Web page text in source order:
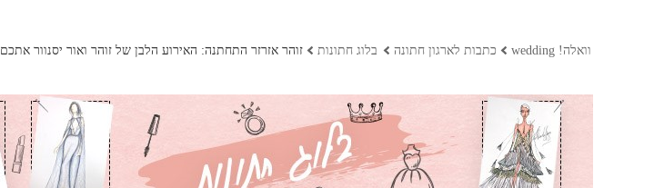
וואלה! wedding כתבות לארגון חתונה בלוג חתונות זוהר אזרזר התחתנה: האירוע הלבן של זוהר ואור יסנוור אתכם